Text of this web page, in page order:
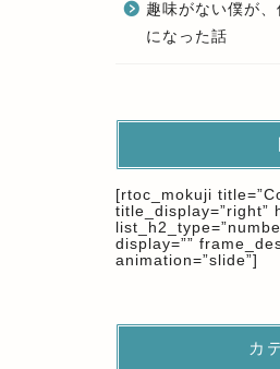
趣味がない僕が
になった話
[rtoc_mokuji
title_display=”right”
display=””
animation=”slide”]
カ